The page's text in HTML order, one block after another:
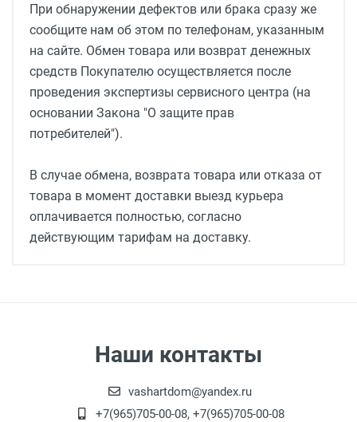
При обнаружении дефектов или брака сразу же
сообщите нам об этом по телефонам, указанным
на сайте. Обмен товара или возврат денежных
средств Покупателю осуществляется после
проведения экспертизы сервисного центра (на
основании Закона "О защите прав
потребителей").
В случае обмена, возврата товара или отказа от
товара в момент доставки выезд курьера
оплачивается полностью, согласно
действующим тарифам на доставку.
Наши контакты
vashartdom@yandex.ru
+7(965)705-00-08, +7(965)705-00-08